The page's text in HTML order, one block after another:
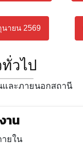
นายน 2569
วไป
และภายนอกสถานี
าน
ยใน